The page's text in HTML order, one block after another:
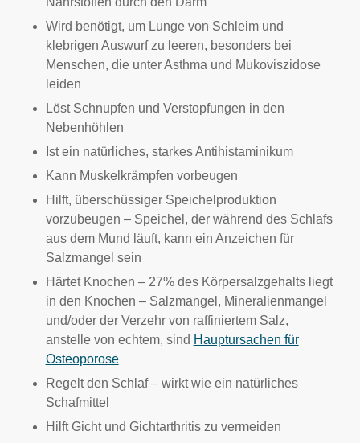
Wird benötigt, um Lunge von Schleim und
klebrigen Auswurf zu leeren, besonders bei
Menschen, die unter Asthma und Mukoviszidose
leiden
Löst Schnupfen und Verstopfungen in den
Nebenhöhlen
Ist ein natürliches, starkes Antihistaminikum
Kann Muskelkrämpfen vorbeugen
Hilft, überschüssiger Speichelproduktion
vorzubeugen – Speichel, der während des Schlafs
aus dem Mund läuft, kann ein Anzeichen für
Salzmangel sein
Härtet Knochen – 27% des Körpersalzgehalts liegt
in den Knochen – Salzmangel, Mineralienmangel
und/oder der Verzehr von raffiniertem Salz,
anstelle von echtem, sind Hauptursachen für
Osteoporose
Regelt den Schlaf – wirkt wie ein natürliches
Schafmittel
Hilft Gicht und Gichtarthritis zu vermeiden